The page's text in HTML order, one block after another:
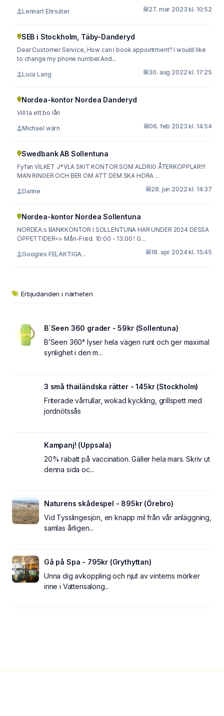
Lennart Ehrsäter 27. mar 2023 kl. 10:52
SEB i Stockholm, Täby-Danderyd
Dear Customer Service, How can i book appointment? I would like
to change my phone number.And...
Luca Lang 30. aug 2022 kl. 17:25
Nordea-kontor Nordea Danderyd
Vill ta ett bo lån
Michael wärn 06. feb 2023 kl. 14:54
Swedbank AB Sollentuna
Fyfan VILKET J*VLA SKIT KONTOR SOM ALDRIG ÅTERKOPPLAR!!!
MAN RINGER OCH BER OM ATT DEM SKA HÖRA ...
Danne 28. jun 2022 kl. 14:37
Nordea-kontor Nordea Sollentuna
NORDEA:s BANKKONTOR I SOLLENTUNA HAR UNDER 2024 DESSA
ÖPPETTIDER=> Mån-Fred. 10:00 - 13:00 ! G...
Googles FELAKTIGA... 18. apr 2024 kl. 15:45
Erbjudanden i närheten
B´Seen 360 grader - 59kr (Sollentuna)
B’Seen 360° lyser hela vägen runt och ger maximal
synlighet i den m...
3 små thailändska rätter - 145kr (Stockholm)
Friterade vårrullar, wokad kyckling, grillspett med
jordnötssås
Kampanj! (Uppsala)
20% rabatt på vaccination. Gäller hela mars. Skriv ut
denna sida oc...
Naturens skådespel - 895kr (Örebro)
Vid Tysslingesjön, en knapp mil från vår anläggning,
samlas årligen...
Gå på Spa - 795kr (Grythyttan)
Unna dig avkoppling och njut av vinterns mörker
inne i Vattensalong...